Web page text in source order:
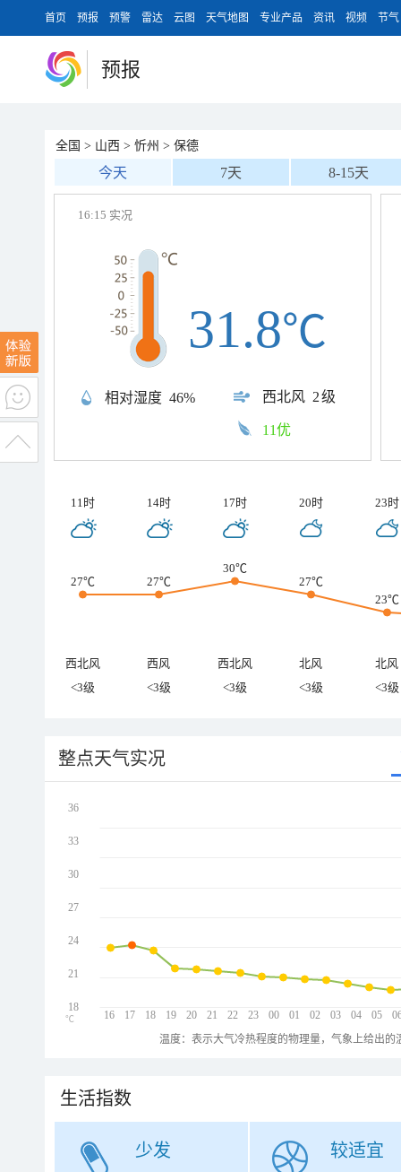
首页 预报 预警 雷达 云图 天气地图 专业产品 资讯 视频 节气
预报
全国 > 山西 > 忻州 > 保德
今天 7天 8-15天
16:15 实况
相对湿度 46% 西北风 2级
31.8℃
11优
11时 14时 17时 20时 23时
27℃ 27℃
30℃
27℃
23℃
西北风 西风 西北风 北风
北风
<3级
<3级 <3级 <3级 <3级
整点天气实况
16 17 18 19 20 21 22 23 00 01 02 03 04 05
36
33
30
27
24
21
18
℃
温度：表示大气冷热程度的物理量，气象上给出
生活指数
少发 较适宜